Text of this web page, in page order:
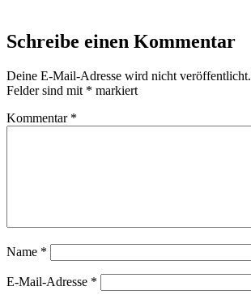
Schreibe einen Kommentar
Deine E-Mail-Adresse wird nicht veröffentlicht.
Felder sind mit * markiert
Kommentar *
Name *
E-Mail-Adresse *